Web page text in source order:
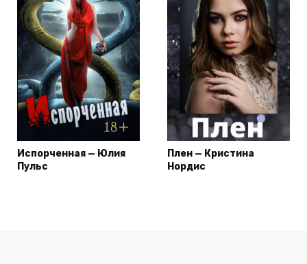
Испорченная — Юлия
Пульс
Плен — Кристина
Нордис